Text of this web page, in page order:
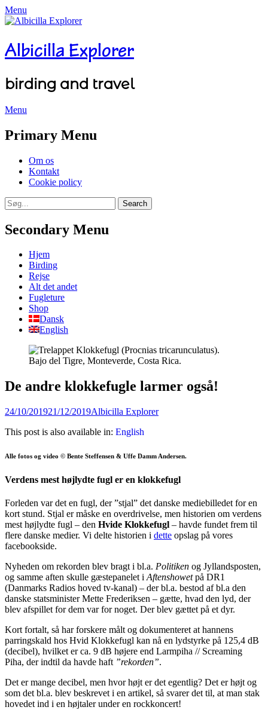
Menu
Albicilla Explorer
birding and travel
Menu
Primary Menu
Skip
content
Om os
Kontakt
Cookie policy
Search
Search
for:
Secondary Menu
Skip
content
Hjem
Birding
Rejse
Alt det andet
Fugleture
Shop
Dansk
English
De andre klokkefugle larmer også!
Posted
24/10/201921/12/2019Author
Albicilla Explorer
This post is also available in: English
Alle fotos og video © Bente Steffensen & Uffe Damm Andersen.
Verdens mest højlydte fugl er en klokkefugl
Forleden var det en fugl, der ”stjal” det danske mediebilledet for en
kort stund. Stjal er måske en overdrivelse, men historien om verdens
mest højlydte fugl – den Hvide Klokkefugl – havde fundet frem til
flere danske medier. Vi delte historien i dette opslag på vores
facebookside.
Nyheden om rekorden blev bragt i bl.a. Politiken og Jyllandsposten,
og samme aften skulle gæstepanelet iAftenshowetpå DR1
(Danmarks Radios hoved tv-kanal) – der bl.a. bestod af bl.a den
danske statsminister Mette Frederiksen – gætte, hvad den lyd, der
blev afspillet for dem var for noget. Der blev gættet på et dyr.
Kort fortalt, så har forskere målt og dokumenteret at hannens
parringskald hos Hvid Klokkefugl kan nå en lydstyrke på 125,4 dB
(decibel), hvilket er ca. 9 dB højere end Larmpiha // Screaming
Piha, der indtil da havde haft ”rekorden”.
Det er mange decibel, men hvor højt er det egentlig? Det er højt og
som det bl.a. blev beskrevet i en artikel, så svarer det til, at man stak
hovedet ind i en højtaler under en rockkoncert!